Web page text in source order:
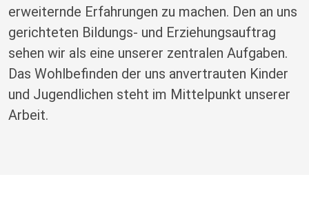
erweiternde Erfahrungen zu machen. Den an uns
gerichteten Bildungs- und Erziehungsauftrag
sehen wir als eine unserer zentralen Aufgaben.
Das Wohlbefinden der uns anvertrauten Kinder
und Jugendlichen steht im Mittelpunkt unserer
Arbeit.